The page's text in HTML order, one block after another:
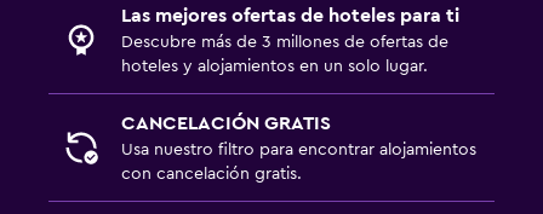
Las mejores ofertas de hoteles para ti
Descubre más de 3 millones de ofertas de
hoteles y alojamientos en un solo lugar.
CANCELACIÓN GRATIS
Usa nuestro filtro para encontrar alojamientos
con cancelación gratis.